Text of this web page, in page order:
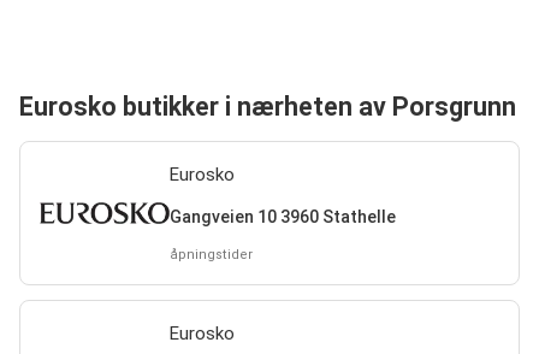
Eurosko butikker i nærheten av Porsgrunn
Eurosko
Gangveien 10 3960 Stathelle
åpningstider
Eurosko